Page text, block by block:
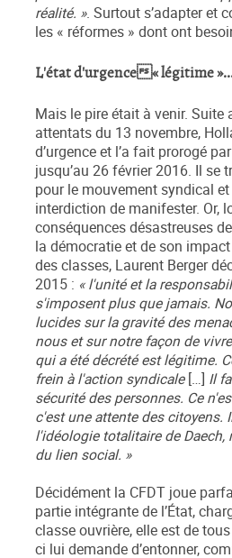
réalité. ». Surtout s’adapter et
les « réformes » dont ont
L'état d'urgence« légitime
Mais le pire était à venir. Suite
attentats du 13 novembre,
d’urgence et l’a fait prorogé
jusqu’au 26 février 2016. Il se
pour le mouvement syndical
interdiction de manifester. Or,
conséquences désastreuses
la démocratie et de son
des classes, Laurent Berger
2015 : « l'unité et la
s'imposent plus que jamais.
lucides sur la gravité des
nous et sur notre façon de
qui a été décrété est légitime.
frein à l'action syndicale[…] Il
sécurité des personnes. Ce
c'est une attente des citoyens.
l'idéologie totalitaire de
du lien social. »
Décidément la CFDT joue
partie intégrante de l’État,
classe ouvrière, elle est de
ci lui demande d’entonner,